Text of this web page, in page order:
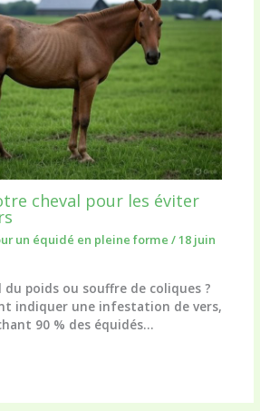
cheval pour les éviter
un équidé en pleine forme /18 juin
du poids ou souffre de coliques ?
indiquer une infestation de vers,
90 % des équidés…